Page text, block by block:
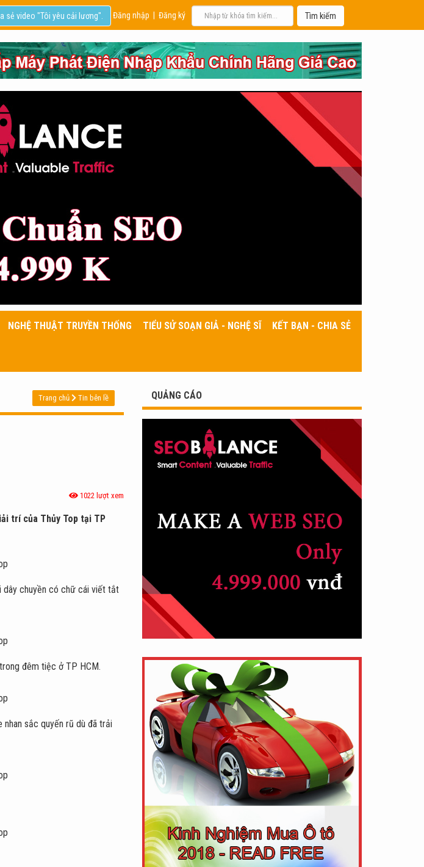
Đăng nhập Đăng ký
sẻ video "Tôi yêu cải lương".
NGHỆ THUẬT TRUYỀN THỐNG TIỂU SỬ SOẠN GIẢ - NGHỆ SĨ KẾT BẠN - CHIA SẺ
Trang chủ Tin bên lề
1022 lượt xem
trí của Thủy Top tại TP
dây chuyền có chữ cái viết tắt
đêm tiệc ở TP HCM.
nhan sắc quyến rũ dù đã trải
QUẢNG CÁO